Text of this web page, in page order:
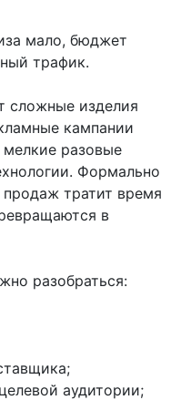
мало, бюджет
трафик.
сложные изделия
кампании
мелкие разовые
Формально
тратит время
в
разобраться:
аудитории;